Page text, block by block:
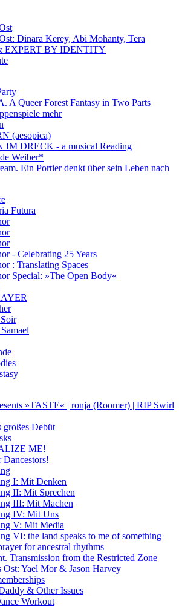
Dinara Kerey, Abi Mohanty, Tera
EXPERT BY IDENTITY
A Queer Forest Fantasy in Two Parts
mehr
(aesopica)
IM DRECK - a musical Reading
Weiber*
Ein Portier denkt über sein Leben nach
Futura
- Celebrating 25 Years
: Translating Spaces
Special: »The Open Body«
»TASTE« | ronja (Roomer) | RIP Swirl
großes Debüt
ME!
Dancestors!
I: Mit Denken
II: Mit Sprechen
III: Mit Machen
IV: Mit Uns
V: Mit Media
VI: the land speaks to me of something
for ancestral rhythms
Transmission from the Restricted Zone
Ost: Yael Mor & Jason Harvey
& Other Issues
Workout